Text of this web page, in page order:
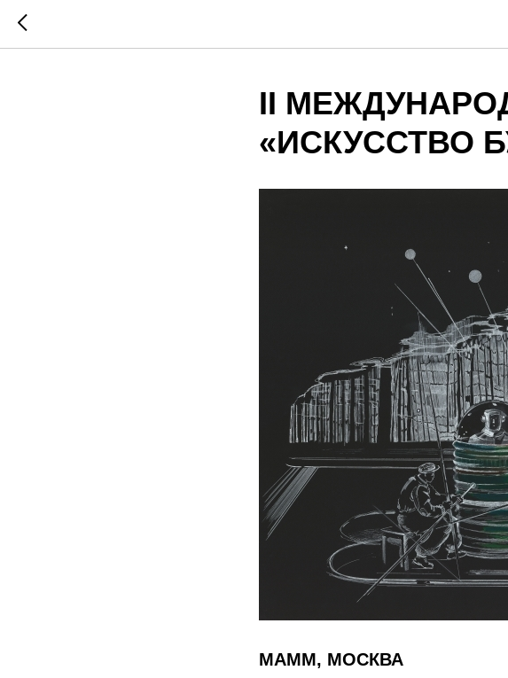
II
«ИСКУССТВО
МАММ, МОСКВА